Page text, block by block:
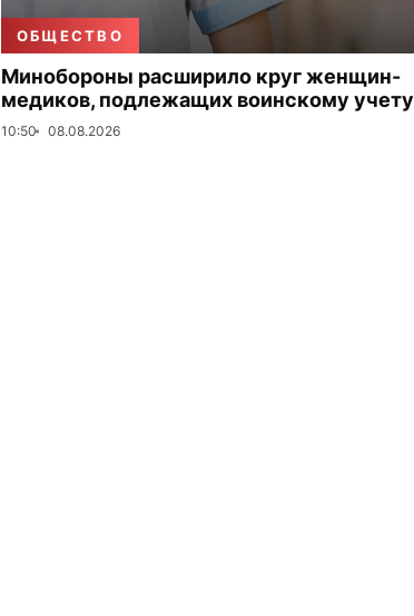
ОБЩЕСТВО
Минобороны расширило круг женщин-
медиков, подлежащих воинскому учету
10:50 08.08.2026